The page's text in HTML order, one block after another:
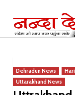
content
Dehradun News
Uttarakhand News